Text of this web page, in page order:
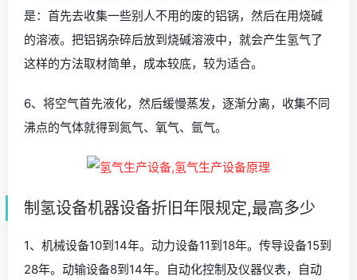
是：首先去收集一些别人不用的废的铝锅，然后在用烧碱
的溶液。把铝锅杂碎后放到烧碱溶液中，就会产生氢气了
这样的方法取材简单，成本较底，较为适合。
6、将空气首先液化，然后缓慢蒸发，逐渐分离，收集不同
沸点的气体就得到氮气、氧气、氩气。
制氢设备机器设备折旧年限规定,最高多少
1、机械设备10到14年。动力设备11到18年。传导设备15到
28年。动输设备8到14年。自动化控制及仪器仪表，自动